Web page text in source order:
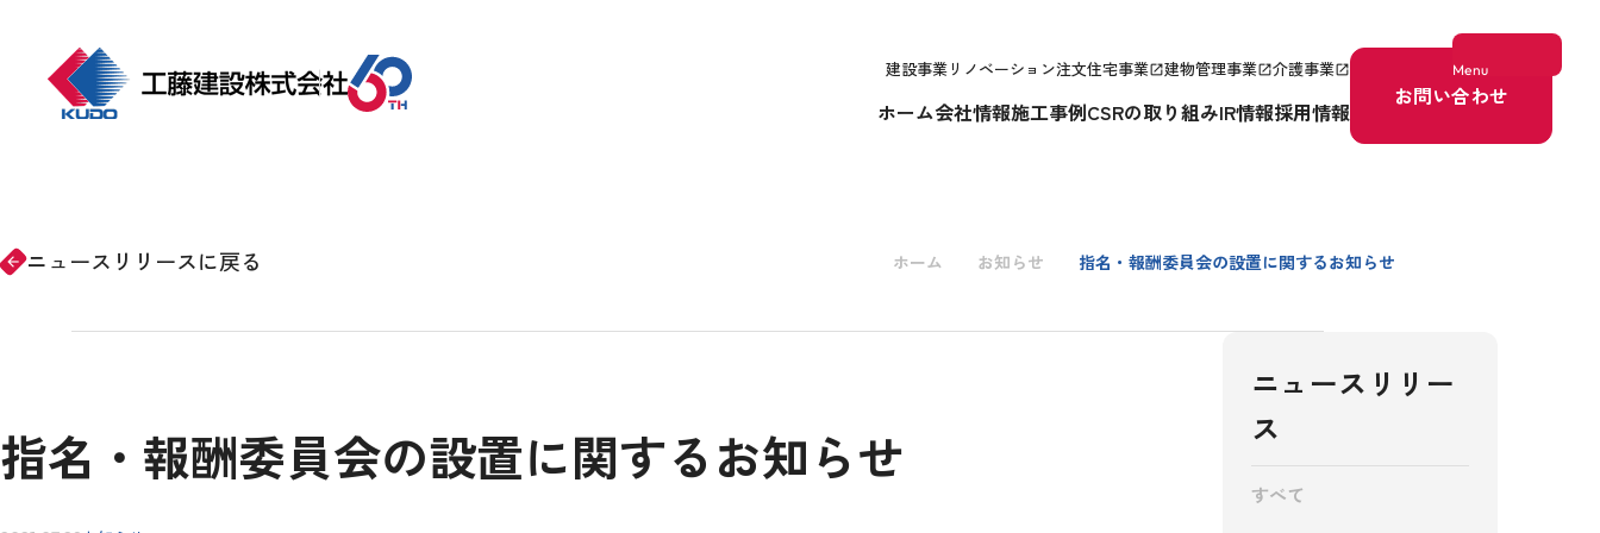
Menu
CSRの取り組み
建設事業 リノベーション注文住宅事業open_in_new建物管理事業open_in_new介護事業open_in_new
ホーム会社情報施工事例CSRの取り組みIR情報採用情報
お問い合わせ
arrow_forward ニュースリリースに戻る ホーム お知らせ 指名・報酬委員会の設置に関するお知らせ
指名・報酬委員会の設置に関するお知らせ
ニュースリリー
ス
すべて